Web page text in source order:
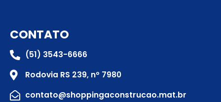
CONTATO
(51) 3543-6666
Rodovia RS 239, nº 7980
contato@shoppingaconstrucao.mat.br